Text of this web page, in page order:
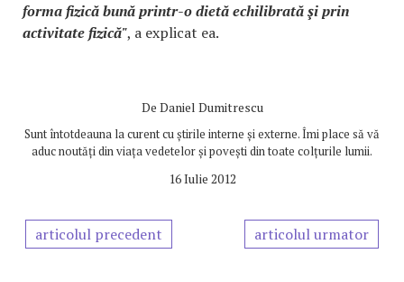
forma fizică bună printr-o dietă echilibrată şi prin
activitate fizică", a explicat ea.
De Daniel Dumitrescu
Sunt întotdeauna la curent cu știrile interne și externe. Îmi place să vă
aduc noutăți din viața vedetelor și povești din toate colțurile lumii.
16 Iulie 2012
articolul precedent articolul urmator